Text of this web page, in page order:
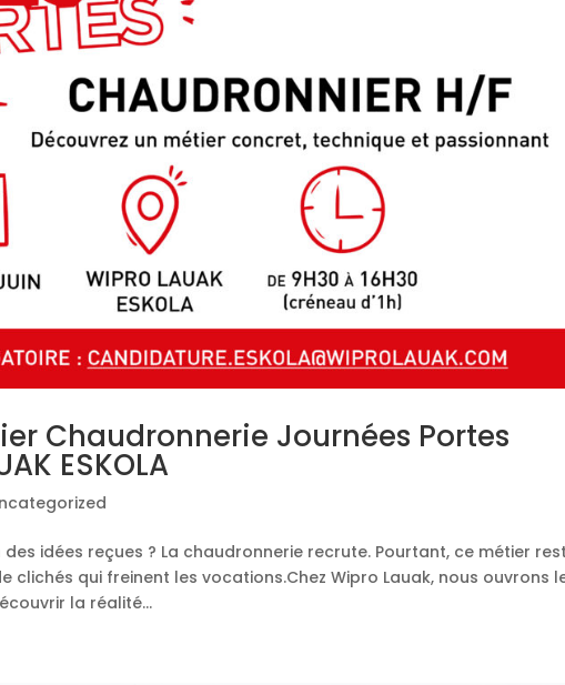
Chaudronnerie Journées Portes
ESKOLA
idées reçues ? La chaudronnerie recrute. Pourtant, ce métier
clichés qui freinent les vocations.Chez Wipro Lauak, nous ouvrons
la réalité...